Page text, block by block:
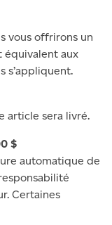
vous offrirons un
équivalent aux
s’appliquent.
article sera livré.
$
automatique de
Certaines